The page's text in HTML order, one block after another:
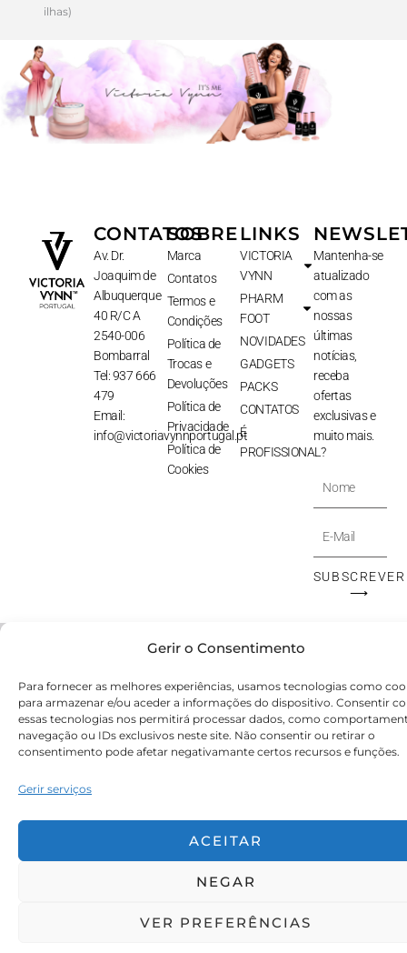
Gerir o Consentimento
Para fornecer as melhores experiências, usamos tecnologias como
para armazenar e/ou aceder a informações do dispositivo. Consentir
essas tecnologias nos permitirá processar dados, como
navegação ou IDs exclusivos neste site. Não consentir ou retirar o
consentimento pode afetar negativamante certos recursos e funções.
Gerir serviços
ACEITAR
NEGAR
VER PREFERÊNCIAS
ilhas)
CONTATOS
Av. Dr.
Joaquim de
Albuquerque
40 R/C A
2540-006
Bombarral
Tel: 937 666
479
Email:
info@victoriavynnportugal.pt
SOBRE
Marca
Contatos
Termos e
Condições
Política de
Trocas e
Devoluções
Política de
Privacidade
Política de
Cookies
LINKS
VICTORIA
VYNN
PHARM
FOOT
NOVIDADES
GADGETS
PACKS
CONTATOS
É
PROFISSIONAL?
Mantenha-se
atualizado
com as
nossas
últimas
notícias,
receba
ofertas
exclusivas e
muito mais.
Nome
E-
Mail
SUBSCREVER
⟶
© Victoryia Vynn Portugal 2026 by SVS.pt